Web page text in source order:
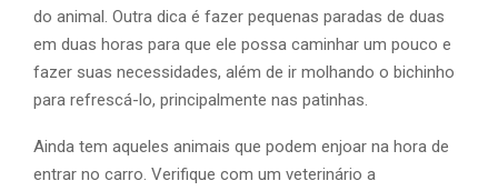
do animal. Outra dica é fazer pequenas paradas de duas
em duas horas para que ele possa caminhar um pouco e
fazer suas necessidades, além de ir molhando o bichinho
para refrescá-lo, principalmente nas patinhas.
Ainda tem aqueles animais que podem enjoar na hora de
entrar no carro. Verifique com um veterinário a